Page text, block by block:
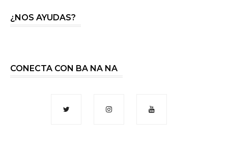
¿NOS AYUDAS?
CONECTA CON BA NA NA